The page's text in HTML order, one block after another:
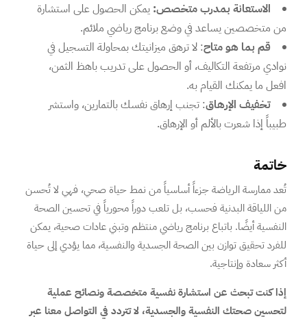
الاستعانة بمدرب متخصص: يمكن الحصول على استشارة
من متخصصين يساعد في وضع برنامج رياضي ملائم.
قم بما هو متاح: لا ترهق ميزانيتك بمحاولة التسجيل في
نوادي مرتفعة التكاليف، أو الحصول على تدريب باهظ الثمن،
افعل ما يمكنك القيام به.
تخفيف الإرهاق: تجنب إرهاق نفسك بالتمارين، واستشر
طبيباً إذا شعرت بالألم أو الإرهاق.
خاتمة
تُعد ممارسة الرياضة جزءاً أساسياً من نمط حياة صحي، فهي لا تُحسن
من اللياقة البدنية فحسب، بل تلعب دوراً محورياً في تحسين الصحة
النفسية أيضًا. باتباع برنامج رياضي منتظم وتبني عادات صحية، يمكن
للفرد تحقيق توازن بين الصحة الجسدية والنفسية، مما يؤدي إلى حياة
أكثر سعادة وإنتاجية.
إذا كنت تبحث عن استشارة نفسية متخصصة ونصائح عملية
لتحسين صحتك النفسية والجسدية، لا تتردد في التواصل معنا عبر